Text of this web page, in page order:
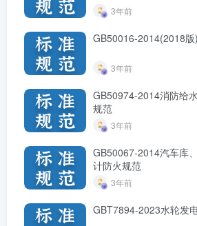
3年前
GB50016-2014(2018
3年前
GB50974-2014消防给
规范
3年前
GB50067-2014汽车库
计防火规范
3年前
GBT7894-2023水轮发